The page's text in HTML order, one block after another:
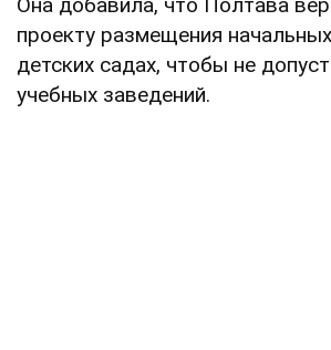
проекту размещения
детских садах, чтобы не
учебных заведений.